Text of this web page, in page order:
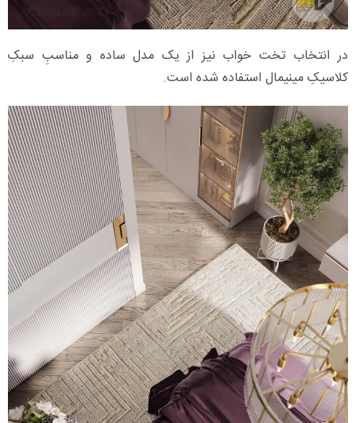
در انتخاب تخت خواب نیز از یک مدل ساده و مناسبِ سبکِ
کلاسیکِ مینیمال استفاده شده است.